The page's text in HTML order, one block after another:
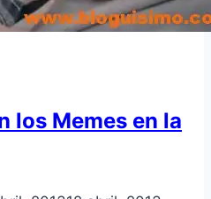
los Memes en la